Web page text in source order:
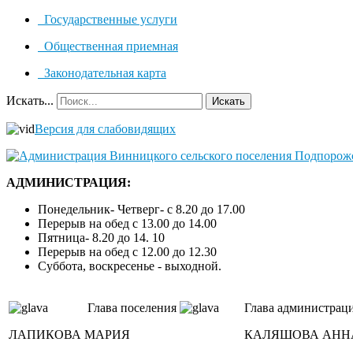
Государственные услуги
Общественная приемная
Законодательная карта
Искать... Искать
Версия для слабовидящих
АДМИНИСТРАЦИЯ:
Понедельник- Четверг- с 8.20 до 17.00
Перерыв на обед с 13.00 до 14.00
Пятница- 8.20 до 14. 10
Перерыв на обед с 12.00 до 12.30
Суббота, воскресенье - выходной.
Глава поселения
ЛАПИКОВА МАРИЯ
Глава
КАЛЯШОВА